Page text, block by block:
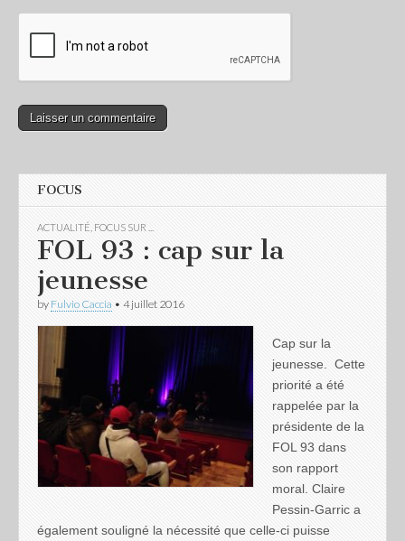
FOCUS
ACTUALITÉ FOCUS SUR ...
FOL 93 : cap sur la
jeunesse
by Fulvio Caccia • 4 juillet 2016
Cap sur la
jeunesse. Cette
priorité a été
rappelée par la
présidente de la
FOL 93 dans
son rapport
moral. Claire
Pessin-Garric a
également souligné la nécessité que celle-ci puisse